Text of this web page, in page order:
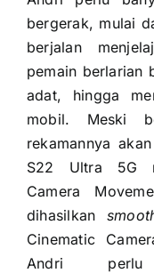
bergerak, mulai
berjalan
pemain berlarian
adat, hingga
mobil. Meski
rekamannya
S22 Ultra 5G
Camera
dihasilkan
Cinematic
Andri perlu